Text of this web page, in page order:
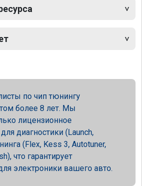
по чип тюнингу
более 8 лет. Мы
лицензионное
диагностики (Launch,
(Flex, Kess 3, Autotuner,
что гарантирует
электроники вашего авто.